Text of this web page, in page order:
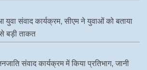
संवाद कार्यक्रम, सीएम ने युवाओं को बताया
बड़ी ताकत
संवाद कार्यक्रम में किया प्रतिभाग, जानी